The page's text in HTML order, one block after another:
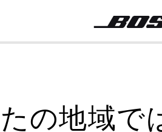
の地域で